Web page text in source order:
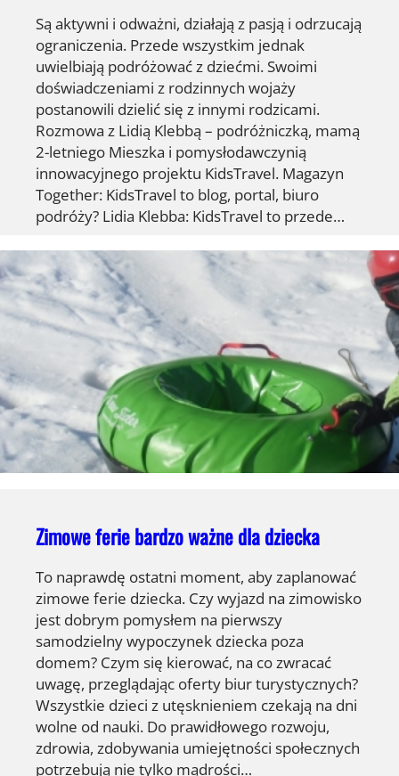
Są aktywni i odważni, działają z pasją i odrzucają
ograniczenia. Przede wszystkim jednak
uwielbiają podróżować z dziećmi. Swoimi
doświadczeniami z rodzinnych wojaży
postanowili dzielić się z innymi rodzicami.
Rozmowa z Lidią Klebbą – podróżniczką, mamą
2-letniego Mieszka i pomysłodawczynią
innowacyjnego projektu KidsTravel. Magazyn
Together: KidsTravel to blog, portal, biuro
podróży? Lidia Klebba: KidsTravel to przede…
Zimowe ferie bardzo ważne dla dziecka
To naprawdę ostatni moment, aby zaplanować
zimowe ferie dziecka. Czy wyjazd na zimowisko
jest dobrym pomysłem na pierwszy
samodzielny wypoczynek dziecka poza
domem? Czym się kierować, na co zwracać
uwagę, przeglądając oferty biur turystycznych?
Wszystkie dzieci z utęsknieniem czekają na dni
wolne od nauki. Do prawidłowego rozwoju,
zdrowia, zdobywania umiejętności społecznych
potrzebują nie tylko mądrości…